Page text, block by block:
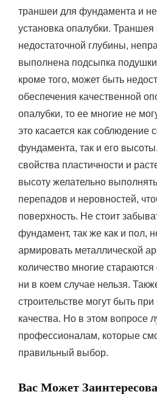
траншеи для фундамента и
установка опалубки.
недостаточной глубины,
выполнена подсыпка
кроме того, может быть
обеспечения качественной
опалубки, то ее многие не
это касается как соблюдение
фундамента, так и его
свойства пластичности и
высоту желательно
перепадов и неровностей,
поверхность. Не стоит
фундамент, так же как и пол,
армировать металлической
количество многие стараются
ни в коем случае нельзя.
строительстве могут быть
качества. Но в этом вопросе
профессионалам, которые
правильный выбор.
Вас Может